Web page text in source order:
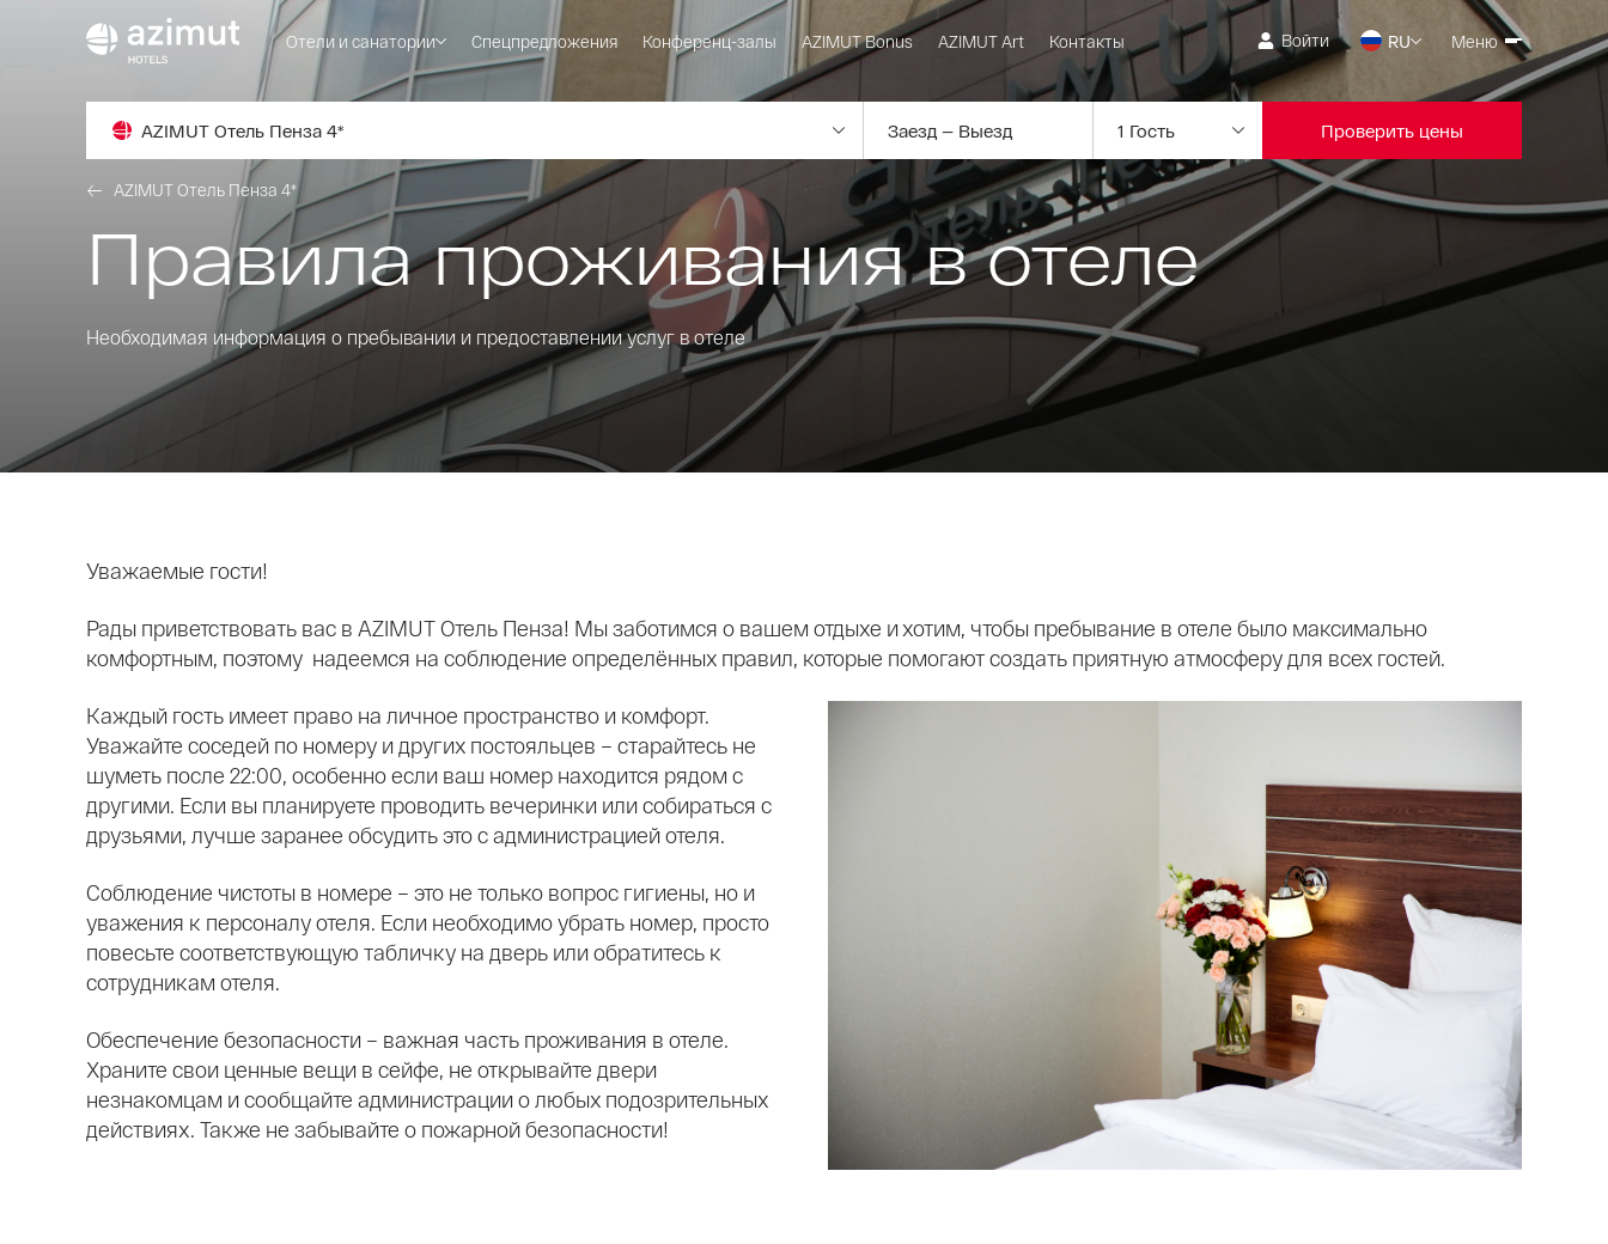
Отели и санатории Спецпредложения Конференц-залы AZIMUT Bonus AZIMUT Art Контакты Войти RU Меню
AZIMUT Отель Пенза 4* Проверить цены
AZIMUT Отель Пенза 4*
Правила проживания в отеле
Необходимая информация о пребывании и предоставлении услуг в отеле
Уважаемые гости!
Рады приветствовать вас в AZIMUT Отель Пенза! Мы заботимся о вашем отдыхе и хотим, чтобы пребывание в отеле было максимально
комфортным, поэтому надеемся на соблюдение определённых правил, которые помогают создать приятную атмосферу для всех гостей.
Каждый гость имеет право на личное пространство и комфорт.
Уважайте соседей по номеру и других постояльцев – старайтесь не
шуметь после 22:00, особенно если ваш номер находится рядом с
другими. Если вы планируете проводить вечеринки или собираться с
друзьями, лучше заранее обсудить это с администрацией отеля.
Соблюдение чистоты в номере – это не только вопрос гигиены, но и
уважения к персоналу отеля. Если необходимо убрать номер, просто
повесьте соответствующую табличку на дверь или обратитесь к
сотрудникам отеля.
Обеспечение безопасности – важная часть проживания в отеле.
Храните свои ценные вещи в сейфе, не открывайте двери
незнакомцам и сообщайте администрации о любых подозрительных
действиях. Также не забывайте о пожарной безопасности!